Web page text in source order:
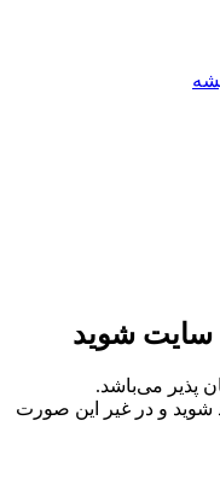
سایت شوید
پذیر می‌باشد.
شوید و در غیر این صورت